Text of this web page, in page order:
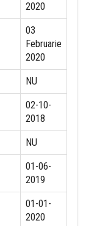
2020
03
Februarie
2020
NU
02-10-
2018
NU
01-06-
2019
01-01-
2020